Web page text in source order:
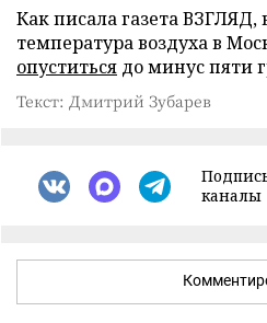
Как писала газета ВЗГЛЯД,
температура воздуха в
опуститься до минус пяти
Текст: Дмитрий Зубарев
каналы